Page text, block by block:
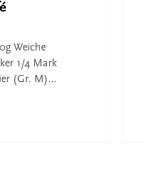
Weiche
1/4 Mark
(Gr. M)…